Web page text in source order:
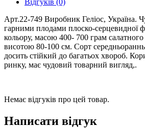
Арт.22-749 Виробник Геліос, Україна.
гарними плодами плоско-серце­видної
кольору, масою 400- 700 грам
висотою 80-100 см. Сорт
досить стійкий до багатьох хвороб.
ринку, має чудовий товарний вигляд,.
Немає відгуків про цей товар.
Написати відгук